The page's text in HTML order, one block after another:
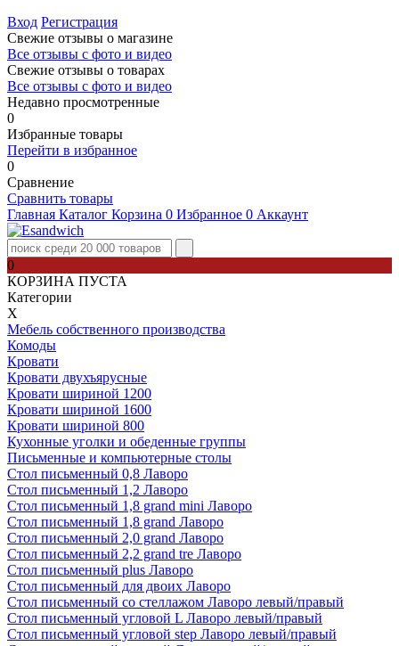
Вход Регистрация
Свежие отзывы о магазине
Все отзывы с фото и видео
Свежие отзывы о товарах
Все отзывы c фото и видео
Недавно просмотренные
0
Избранные товары
Перейти в избранное
0
Сравнение
Сравнить товары
Главная Каталог Корзина 0 Избранное 0 Аккаунт
0
КОРЗИНА ПУСТА
Категории
Х
Мебель собственного производства
Комоды
Кровати
Кровати двухъярусные
Кровати шириной 1200
Кровати шириной 1600
Кровати шириной 800
Кухонные уголки и обеденные группы
Письменные и компьютерные столы
Стол письменный 0,8 Лаворо
Стол письменный 1,2 Лаворо
Стол письменный 1,8 grand mini Лаворо
Стол письменный 1,8 grand Лаворо
Стол письменный 2,0 grand Лаворо
Стол письменный 2,2 grand tre Лаворо
Стол письменный plus Лаворо
Стол письменный для двоих Лаворо
Стол письменный со стеллажом Лаворо левый/правый
Стол письменный угловой L Лаворо левый/правый
Стол письменный угловой step Лаворо левый/правый